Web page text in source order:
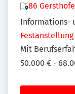
86
Informations-
Festanstellung
Mit
50.000 € -